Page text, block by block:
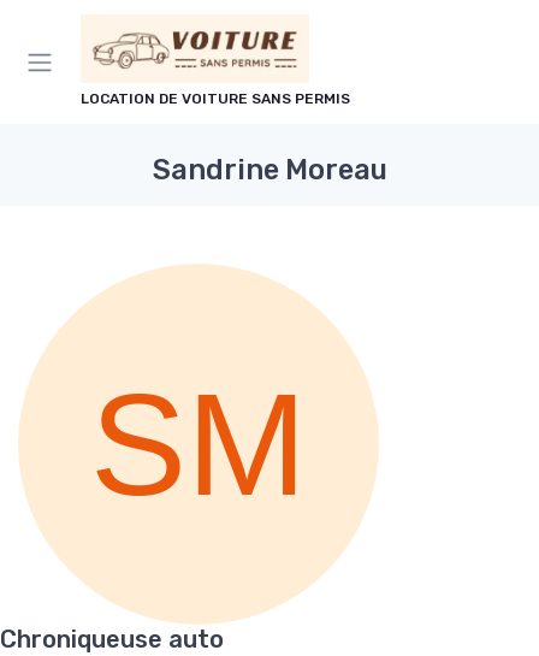
LOCATION DE VOITURE SANS PERMIS
Sandrine Moreau
Chroniqueuse auto